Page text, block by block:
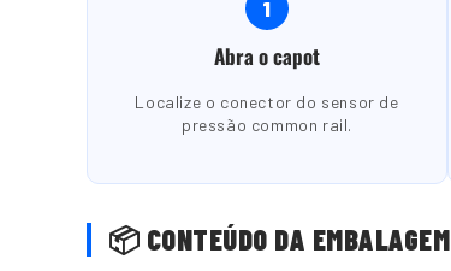
1
Abra o capot
Localize o conector do sensor de
pressão common rail.
📦 CONTEÚDO DA EMBALAGEM